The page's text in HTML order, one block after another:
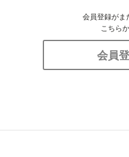
会員登録がま
こちら
会員